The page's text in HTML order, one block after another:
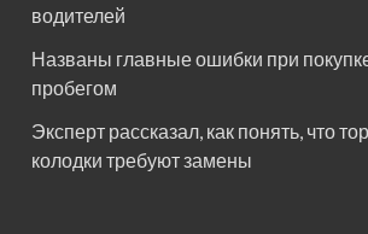
водителей
Названы главные ошибки при
пробегом
Эксперт рассказал, как понять, что
колодки требуют замены